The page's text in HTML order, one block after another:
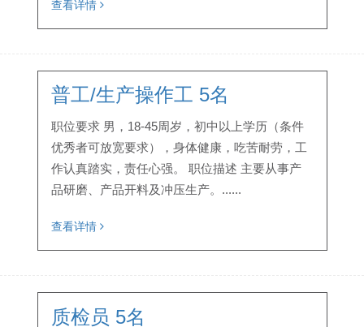
查看详情
普工/生产操作工 5名
职位要求 男，18-45周岁，初中以上学历（条件
优秀者可放宽要求），身体健康，吃苦耐劳，工
作认真踏实，责任心强。 职位描述 主要从事产
品研磨、产品开料及冲压生产。......
查看详情
质检员 5名